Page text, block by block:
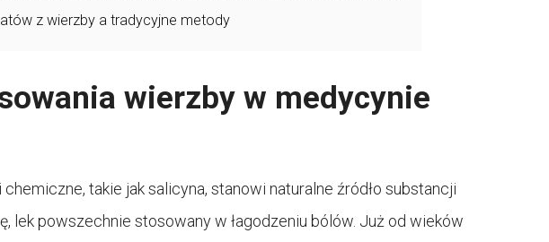
z wierzby a tradycyjne metody
wierzby w medycynie
takie jak salicyna, stanowi naturalne źródło substancji
lek powszechnie stosowany w łagodzeniu bólów. Już od wieków